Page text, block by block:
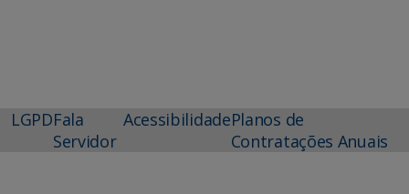
LGPDFala
Servidor
AcessibilidadePlanos de
Contratações Anuais